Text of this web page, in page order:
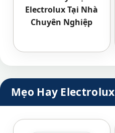
Electrolux Tại Nhà
Chuyên Nghiệp
Mẹo Hay Electrolux